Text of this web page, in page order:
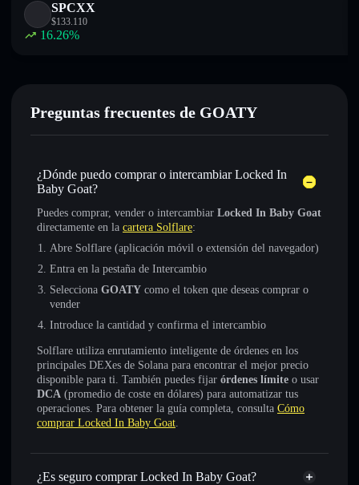
SPCXX
$133.110
16.26%
Preguntas frecuentes de GOATY
¿Dónde puedo comprar o intercambiar Locked In
Baby Goat?
Puedes comprar, vender o intercambiar Locked In Baby Goat
directamente en la cartera Solflare:
Abre Solflare (aplicación móvil o extensión del navegador)
Entra en la pestaña de Intercambio
Selecciona GOATY como el token que deseas comprar o
vender
Introduce la cantidad y confirma el intercambio
Solflare utiliza enrutamiento inteligente de órdenes en los
principales DEXes de Solana para encontrar el mejor precio
disponible para ti. También puedes fijar órdenes límite o usar
DCA (promedio de coste en dólares) para automatizar tus
operaciones. Para obtener la guía completa, consulta Cómo
comprar Locked In Baby Goat.
¿Es seguro comprar Locked In Baby Goat?